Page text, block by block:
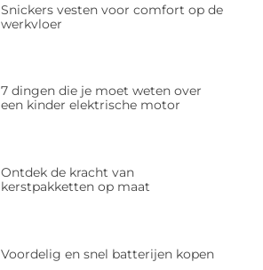
Snickers vesten voor comfort op de
werkvloer
7 dingen die je moet weten over
een kinder elektrische motor
Ontdek de kracht van
kerstpakketten op maat
Voordelig en snel batterijen kopen